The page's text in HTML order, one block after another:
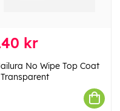
kr
No Wipe Top Coat